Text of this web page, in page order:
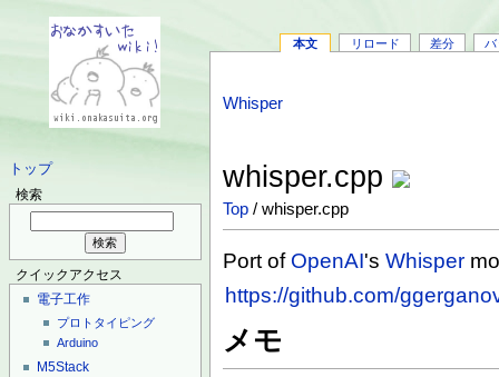
トップ
検索
クイックアクセス
電子工作
プロトタイピング
Arduino
M5Stack
本文 リロード 差分 バ
Whisper
whisper.cpp
Top / whisper.cpp
Port of OpenAI'sWhisper
https://github.com/
メモ